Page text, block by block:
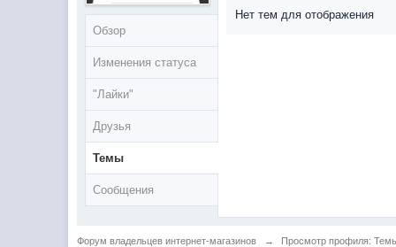
Обзор
Изменения статуса
"Лайки"
Друзья
Темы
Сообщения
Нет тем для отображения
Форум владельцев интернет-магазинов → Просмотр профиля: